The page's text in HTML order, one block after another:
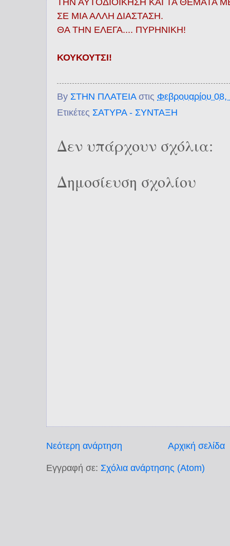
ΣΕ ΜΙΑ ΑΛΛΗ ΔΙΑΣΤΑΣΗ.
ΘΑ ΤΗΝ ΕΛΕΓΑ.... ΠΥΡΗΝΙΚΗ!
ΚΟΥΚΟΥΤΣΙ!
By ΣΤΗΝ ΠΛΑΤΕΙΑ στις Φεβρουαρίου 08,
Ετικέτες ΣΑΤΥΡΑ - ΣΥΝΤΑΞΗ
Δεν υπάρχουν σχόλια:
Δημοσίευση σχολίου
Νεότερη ανάρτηση Αρχική σελίδα
Εγγραφή σε: Σχόλια ανάρτησης (Atom)